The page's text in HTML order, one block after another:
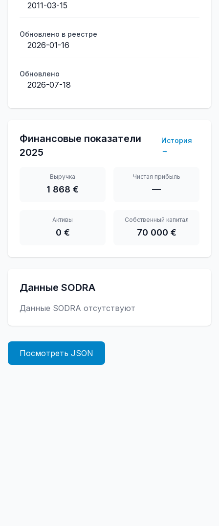
2011-03-15
Обновлено в реестре
2026-01-16
Обновлено
2026-07-18
Финансовые показатели
2025
История
→
Выручка
1 868 €
Чистая прибыль
—
Активы
0 €
Собственный капитал
70 000 €
Данные SODRA
Данные SODRA отсутствуют
Посмотреть JSON